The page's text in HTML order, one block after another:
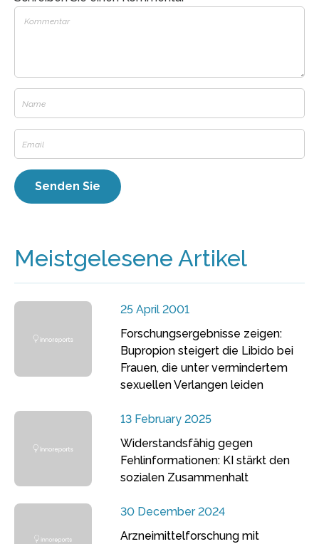
Meistgelesene Artikel
25 April 2001
Forschungsergebnisse zeigen:
Bupropion steigert die Libido bei
Frauen, die unter vermindertem
sexuellen Verlangen leiden
13 February 2025
Widerstandsfähig gegen
Fehlinformationen: KI stärkt den
sozialen Zusammenhalt
30 December 2024
Arzneimittelforschung mit